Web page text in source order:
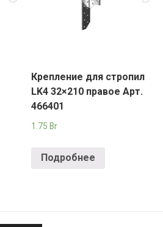
Крепление для стропил
LK4 32×210 правое Арт.
466401
1.75 Br
Подробнее